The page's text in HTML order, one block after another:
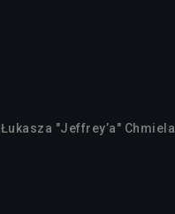
"Jeffrey’a" Chmiela